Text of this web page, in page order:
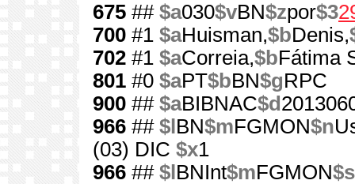
675 ## $a030$vBN$zpor$3
700 #1 $aHuisman,$bDenis,
702 #1 $aCorreia,$bFátima
801 #0 $aPT$bBN$gRPC
900 ## $aBIBNAC$d
966 ## $l BN$mFGMON$n
(03) DIC $x1
966 ## $l BNInt$mFGMON$s